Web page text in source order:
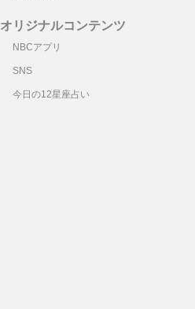
オリジナルコンテンツ
NBCアプリ
SNS
今日の12星座占い